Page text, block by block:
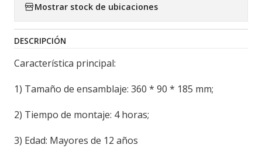
Mostrar stock de ubicaciones
DESCRIPCIÓN
Característica principal:
1) Tamaño de ensamblaje: 360 * 90 * 185 mm;
2) Tiempo de montaje: 4 horas;
3) Edad: Mayores de 12 años